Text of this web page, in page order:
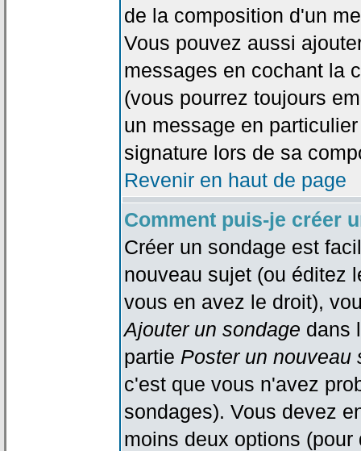
de la composition d'un
Vous pouvez aussi
messages en cochant la
(vous pourrez toujours
un message en
signature lors de sa
Revenir en haut de page
Comment puis-je créer
Créer un sondage est
nouveau sujet (ou éditez
vous en avez le droit),
Ajouter un sondage dans
partie Poster un nouveau
c'est que vous n'avez
sondages). Vous devez
moins deux options